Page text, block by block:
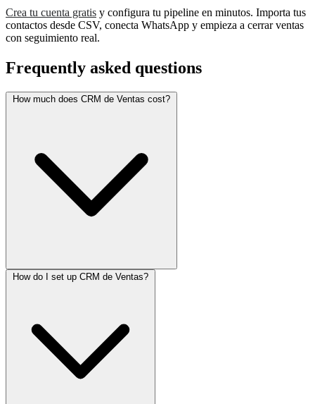
Crea tu cuenta gratis y configura tu pipeline en minutos. Importa tus
contactos desde CSV, conecta WhatsApp y empieza a cerrar ventas
con seguimiento real.
Frequently asked questions
How much does CRM de Ventas cost?
How do I set up CRM de Ventas?